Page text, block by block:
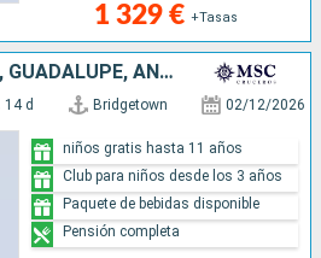
1 329 € +Tasas
BARBADOS, GRENADA, GUADALUPE, ANTIGUA Y BARBUDA, SAN MARTÍN, SAN CRISTÓBAL Y NIEVES, DOMINICA, MARTINICA, SANTA LUCIA
14 d Bridgetown 02/12/2026
niños gratis hasta 11 años
Club para niños desde los 3 años
Paquete de bebidas disponible
Pensión completa